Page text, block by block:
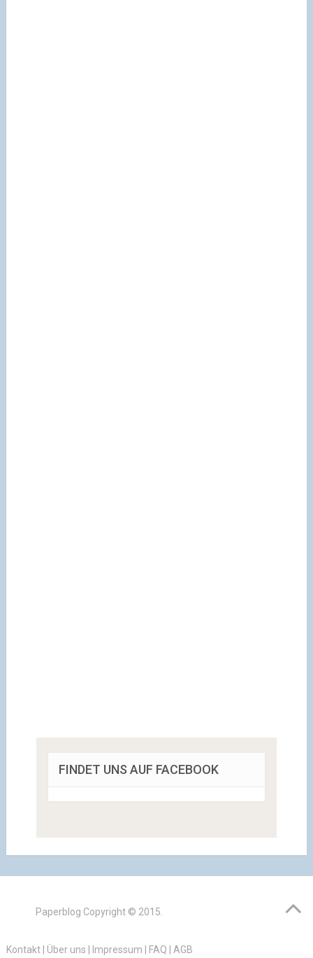
FINDET UNS AUF FACEBOOK
Paperblog Copyright © 2015.
Kontakt| Über uns Impressum FAQ AGB